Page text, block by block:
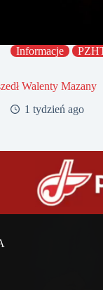
Informacje
Walenty Mazany
1 tydzień ago